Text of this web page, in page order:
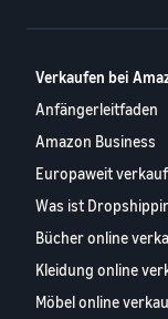
Verkaufen bei
Anfängerleitfaden
Amazon Business
Europaweit
Was ist
Bücher online
Kleidung online
Möbel online